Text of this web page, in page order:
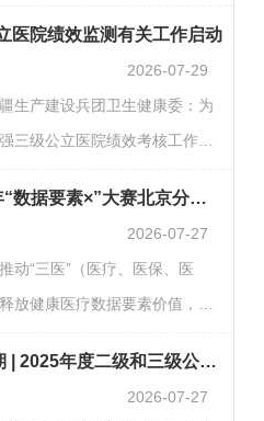
中央和国家机关工委、教育
兴区人民政府承办的专项赛事
赛题设置与组织架构，诚邀各
事设置本次赛事紧扣“三医”协
四大赛题方向，覆盖政策决
流通与质量管控等关键领域：
医院绩效监测有关工作启动
2026-07-29
生产建设兵团卫生健康委：为
三级公立医院绩效考核工作的
于加强二级公立医院绩效考核
2019〕23号）等文件要求，持
工作，现将2025年度二级和三
下同）绩效监测有关工作要求
监测的医院名录请各省级卫生
报名倒计时5天，2026年“数据要素×”大赛北京分赛医疗健康赛道邀您参赛！
2026-07-27
动“三医”（医疗、医保、医
放健康医疗数据要素价值，由
兴区人民政府承办的专项赛事
赛题设置与组织架构，诚邀各
医疗信息化周报 第543期 | 2025年度二级和三级公立中医医院绩效监测有关工作启动
2026-07-27